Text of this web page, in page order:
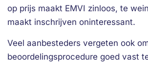
op prijs maakt EMVI zinloos, te
maakt inschrijven oninteressant.
Veel aanbesteders vergeten ook
beoordelingsprocedure goed vast